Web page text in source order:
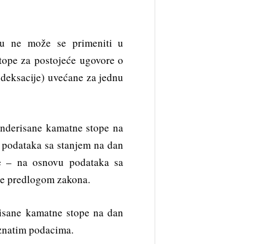
ne može se primeniti u
za postojeće ugovore o
uvećane za jednu
kamatne stope na
sa stanjem na dan
na osnovu podataka sa
predlogom zakona.
kamatne stope na dan
podacima.